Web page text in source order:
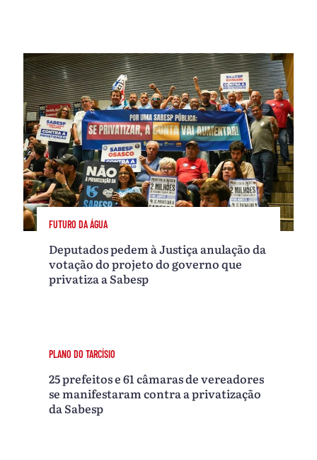
FUTURO DA ÁGUA
Deputados pedem à Justiça anulação da
votação do projeto do governo que
privatiza a Sabesp
PLANO DO TARCÍSIO
25 prefeitos e 61 câmaras de vereadores
se manifestaram contra a privatização
da Sabesp